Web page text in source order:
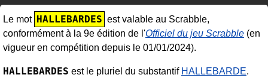
Le mot HALLEBARDES est valable au Scrabble,
conformément à la 9e édition de l'Officiel du jeu Scrabble (en
vigueur en compétition depuis le 01/01/2024).
HALLEBARDES est le pluriel du substantif HALLEBARDE.